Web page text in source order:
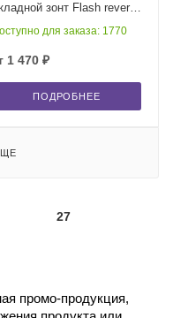
зонт Flash reverse
обратным сложением)
для заказа: 1770
1 470 ₽
ПОДРОБНЕЕ
27
промо-продукция,